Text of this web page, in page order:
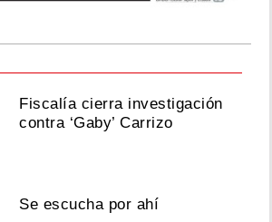
Fiscalía cierra investigación
contra ‘Gaby’ Carrizo
Se escucha por ahí